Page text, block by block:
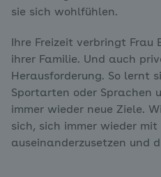
sie sich wohlfühlen.
Ihre Freizeit verbringt Frau
ihrer Familie. Und auch
Herausforderung. So lernt
Sportarten oder Sprachen
immer wieder neue Ziele.
sich, sich immer wieder mit
auseinanderzusetzen und